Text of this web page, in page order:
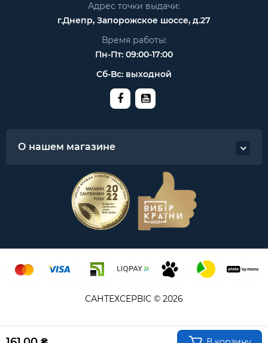
Адрес точки выдачи:
г.Днепр, Запорожское шоссе, д.27
Время работы:
Пн-Пт: 09:00-17:00
Сб-Вс: выходной
О нашем магазине
САНТЕХСЕРВІС © 2026